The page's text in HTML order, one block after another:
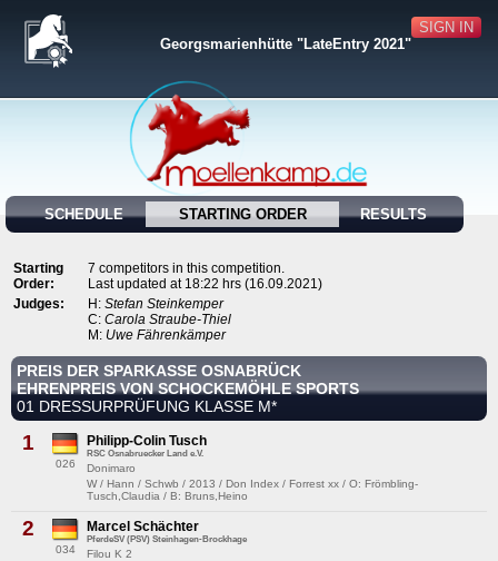
SIGN IN
Georgsmarienhütte "LateEntry 2021"
SCHEDULE STARTING ORDER RESULTS
Starting
Order:
7 competitors in this competition.
Last updated at 18:22 hrs (16.09.2021)
Judges:
H: Stefan Steinkemper
C: Carola Straube-Thiel
M: Uwe Fährenkämper
PREIS DER SPARKASSE OSNABRÜCK
EHRENPREIS VON SCHOCKEMÖHLE SPORTS
01 DRESSURPRÜFUNG KLASSE M*
1
026
Philipp-Colin Tusch
RSC Osnabruecker Land e.V.
Donimaro
W / Hann / Schwb / 2013 / Don Index / Forrest xx / O: Frömbling-
Tusch,Claudia / B: Bruns,Heino
2
034
Marcel Schächter
PferdeSV (PSV) Steinhagen-Brockhage
Filou K 2